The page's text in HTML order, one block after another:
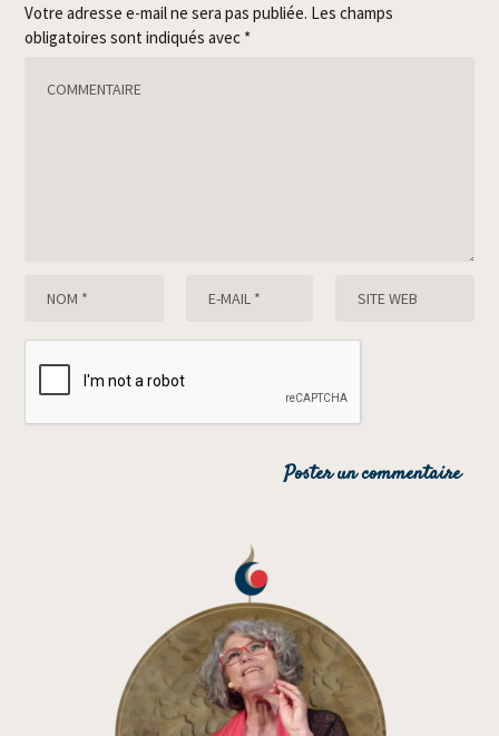
Votre adresse e-mail ne sera pas publiée. Les champs
obligatoires sont indiqués avec *